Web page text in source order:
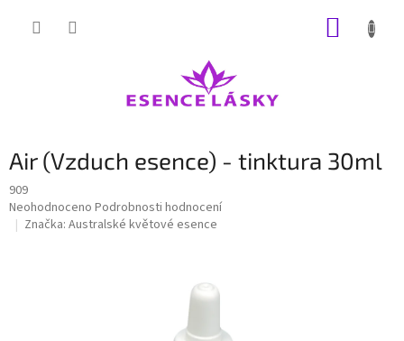
Air (Vzduch esence) - tinktura 30ml
909
Průměrné
hodnocení
Neohodnoceno Podrobnosti hodnocení
Značka: Australské květové esence